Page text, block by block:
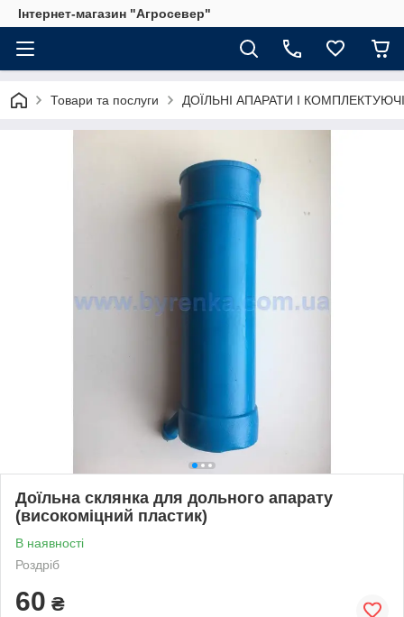
Інтернет-магазин "Агросевер"
Товари та послуги ДОЇЛЬНІ АПАРАТИ І КОМПЛЕКТУЮЧІ
Доїльна склянка для дольного апарату
(високоміцний пластик)
В наявності
Роздріб
60 ₴